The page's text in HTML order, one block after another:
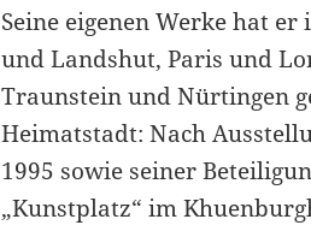
Seine eigenen Werke hat
und Landshut, Paris und
Traunstein und Nürtingen
Heimatstadt: Nach
1995 sowie seiner
„Kunstplatz“ im